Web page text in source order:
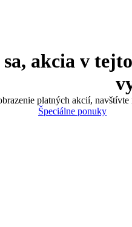
akcia v
platných akcií,
Špeciálne ponuky